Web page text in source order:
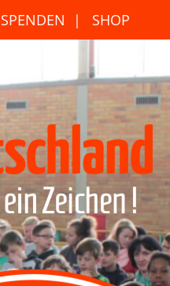
SPENDEN SHOP